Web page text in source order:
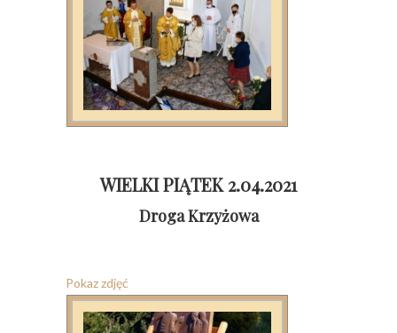
WIELKI PIĄTEK 2.04.2021
Droga Krzyżowa
Pokaz zdjęć